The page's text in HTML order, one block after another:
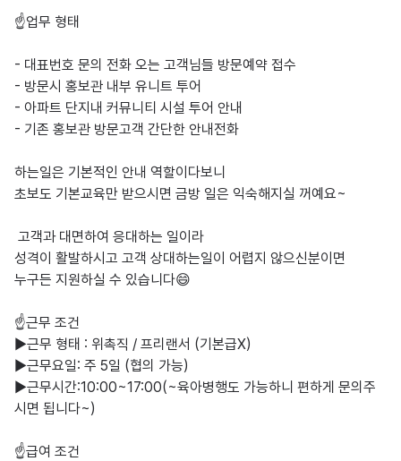
☝️업무 형태
- 대표번호 문의 전화 오는 고객님들 방문예약 접수
- 방문시 홍보관 내부 유니트 투어
- 아파트 단지내 커뮤니티 시설 투어 안내
- 기존 홍보관 방문고객 간단한 안내전화
하는일은 기본적인 안내 역할이다보니
초보도 기본교육만 받으시면 금방 일은 익숙해지실 꺼예요~
성격이 활발하시고 고객 상대하는일이 어렵지 않으신분이면
누구든 지원하실 수 있습니다😄
☝️근무 조건
▶️근무 형태 : 위촉직 / 프리랜서 (기본급X)
▶️근무요일: 주 5일 (협의 가능)
▶️근무시간:10:00~17:00(~육아병행도 가능하니 편하게 문의주
시면 됩니다~)
☝️급여 조건